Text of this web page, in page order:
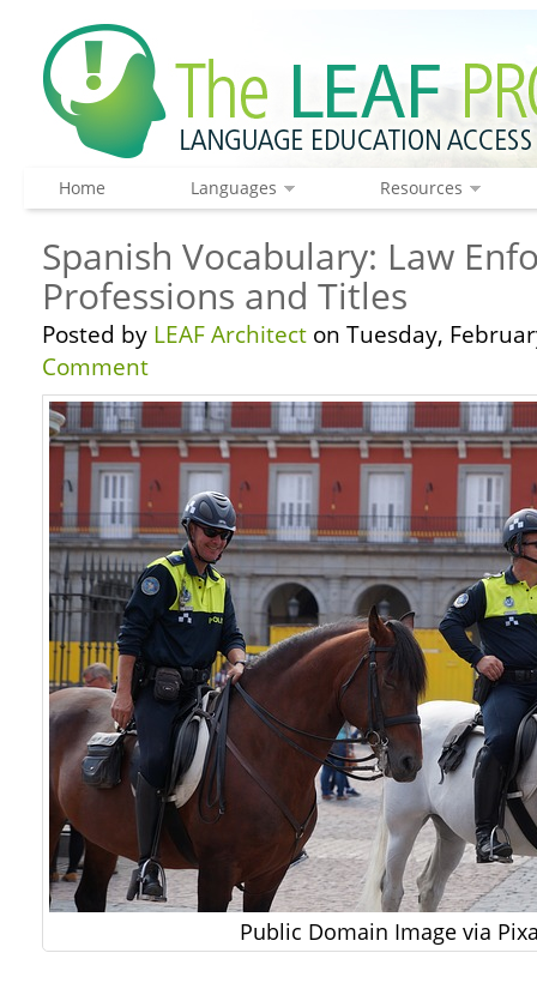
Home Languages Resources
Spanish Vocabulary: Law
Professions and Titles
Posted by LEAF Architect on Tuesday,
Comment
Public Domain Image via